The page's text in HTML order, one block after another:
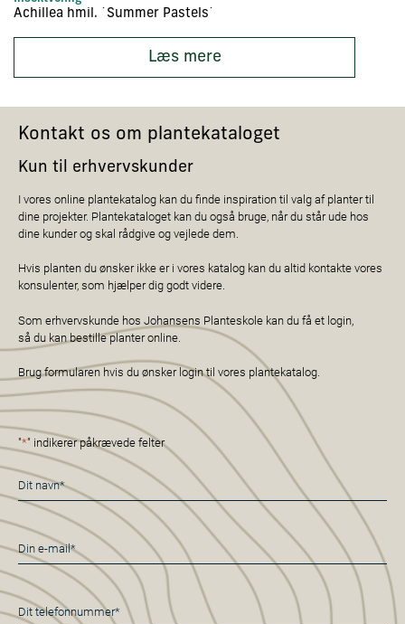
Achillea hmil. ´Summer Pastels´
Læs mere
Kontakt os om plantekataloget
Kun til erhvervskunder
I vores online plantekatalog kan du finde inspiration til valg af planter til
dine projekter. Plantekataloget kan du også bruge, når du står ude hos
dine kunder og skal rådgive og vejlede dem.
Hvis planten du ønsker ikke er i vores katalog kan du altid kontakte vores
konsulenter, som hjælper dig godt videre.
Som erhvervskunde hos Johansens Planteskole kan du få et login,
så du kan bestille planter online.
Brug formularen hvis du ønsker login til vores plantekatalog.
"*" indikerer påkrævede felter
Navn
*
E-
mail
*
Telefon